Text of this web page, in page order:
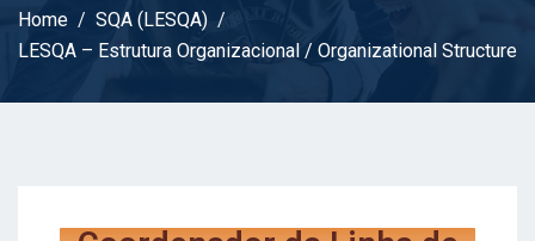
Home
SQA (LESQA)
LESQA – Estrutura Organizacional / Organizational Structure